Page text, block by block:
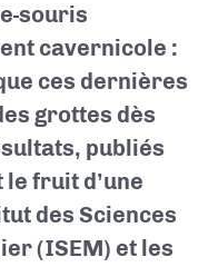
souris
cavernicole :
ces dernières
grottes dès
publiés
fruit d’une
des Sciences
(ISEM) et les